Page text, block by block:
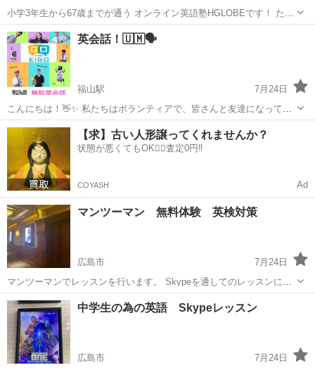
小学3年生から67歳までが通う オンライン英語塾HGLOBEです！ ただ
いま募集枠に空きがでました！ 個人で手厚く教えていますので人数に
制限があります。 おかげさまで枠が埋まっておりましたが 生徒さんが
目標を達成したり進学...
広島 広島市 英検 オンライン
英会話！🇺🇲🗣
福山駅
7月24日
こんにちは！👋✨ 私たちはボランティアで、皆さんと友達になって英
語学習のお手伝いをしたいと思っています! ネイティブスピーカーと一
緒に、楽しくリラックスした雰囲気で英語を練習しませんか？😊 初心
者から上級者まで、すべての...
広島 福山市 福山駅 英会話 キリスト教会
【求】古い人形譲ってくれませんか？
状態が悪くてもOK🙆‍♀️査定0円‼️
COYASH Ad
マンツーマン 無料体験 英検対策
広島市
7月24日
マンツーマンでレッスンを行います。 Skypeを通してのレッスンにな
り、 単発も可能になります。 時間も自由に変更可能。 50分/6000円 4
回セット 50分/20000円 毎月受ける定額コースです まずは、お問...
広島 広島市 英検 マンツーマン
中学生の為の英語 Skypeレッスン
広島市 7月24日